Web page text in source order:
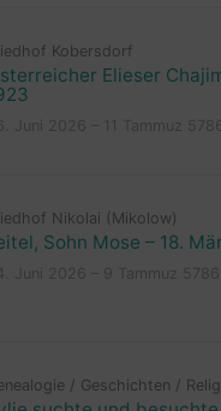
Kobersdorf
Elieser
Nikolai (Mikolow)
Sohn Mose – 18.
/ Geschichten /